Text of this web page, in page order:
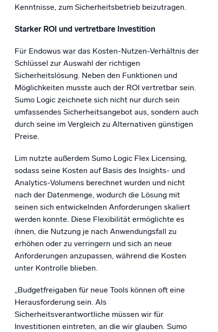
Kenntnisse, zum Sicherheitsbetrieb beizutragen.
Starker ROI und vertretbare Investition
Für Endowus war das Kosten-Nutzen-Verhältnis der
Schlüssel zur Auswahl der richtigen
Sicherheitslösung. Neben den Funktionen und
Möglichkeiten musste auch der ROI vertretbar sein.
Sumo Logic zeichnete sich nicht nur durch sein
umfassendes Sicherheitsangebot aus, sondern auch
durch seine im Vergleich zu Alternativen günstigen
Preise.
Lim nutzte außerdem Sumo Logic Flex Licensing,
sodass seine Kosten auf Basis des Insights- und
Analytics-Volumens berechnet wurden und nicht
nach der Datenmenge, wodurch die Lösung mit
seinen sich entwickelnden Anforderungen skaliert
werden konnte. Diese Flexibilität ermöglichte es
ihnen, die Nutzung je nach Anwendungsfall zu
erhöhen oder zu verringern und sich an neue
Anforderungen anzupassen, während die Kosten
unter Kontrolle blieben.
„Budgetfreigaben für neue Tools können oft eine
Herausforderung sein. Als
Sicherheitsverantwortliche müssen wir für
Investitionen eintreten, an die wir glauben. Sumo